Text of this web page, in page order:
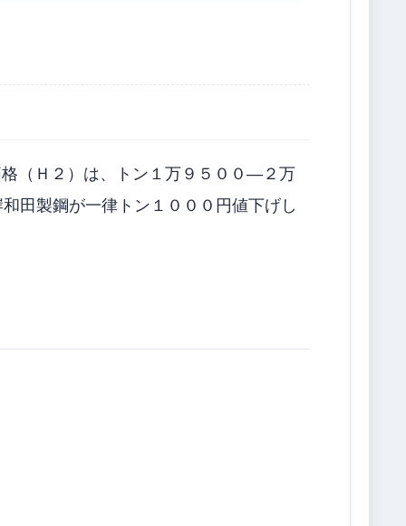
（Ｈ２）は、トン１万９５００―２万
田製鋼が一律トン１０００円値下げし